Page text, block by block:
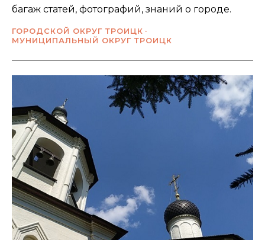
багаж статей, фотографий, знаний о городе.
ГОРОДСКОЙ ОКРУГ ТРОИЦК
МУНИЦИПАЛЬНЫЙ ОКРУГ ТРОИЦК